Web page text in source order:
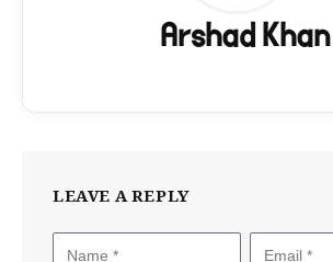
Arshad Khan
LEAVE A REPLY